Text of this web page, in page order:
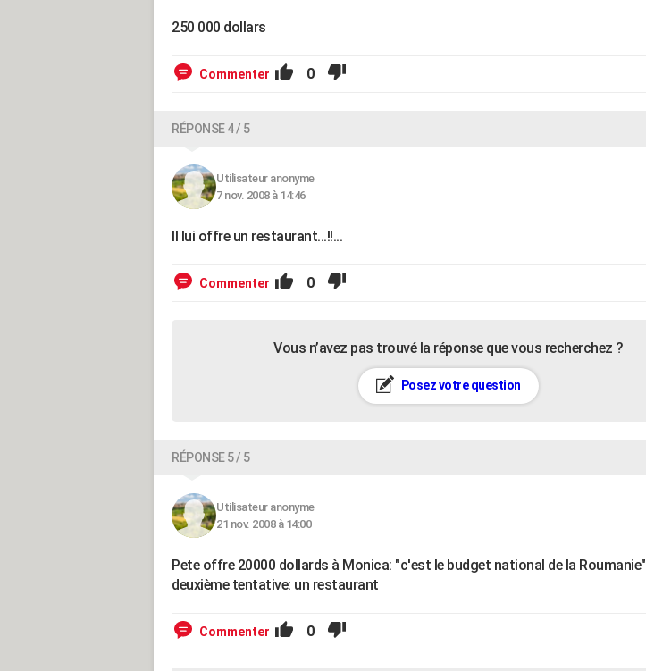
250 000 dollars
Commenter 0
RÉPONSE 4 / 5
Utilisateur anonyme
7 nov. 2008 à 14:46
Il lui offre un restaurant...!!...
Commenter 0
Vous n’avez pas trouvé la réponse que vous recherchez ?
Posez votre question
RÉPONSE 5 / 5
Utilisateur anonyme
21 nov. 2008 à 14:00
Pete offre 20000 dollards à Monica: "c'est le budget national de la Roumanie"
deuxième tentative: un restaurant
Commenter 0